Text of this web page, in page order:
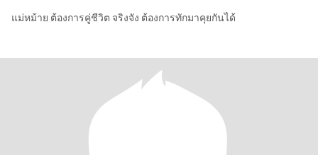
แม่หม้าย ต้องการคู่ชีวิต จริงจัง ต้องการทักมาคุยกันได้